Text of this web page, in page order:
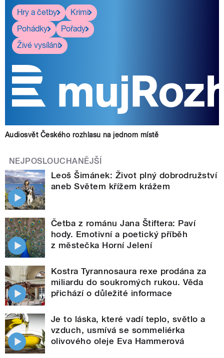
Hry a četby
Krimi
Pohádky
Pořady
Živé vysílání
Audiosvět Českého rozhlasu na jednom místě
NEJPOSLOUCHANĚJŠÍ
Leoš Šimánek: Život plný dobrodružství
aneb Světem křížem krážem
Četba z románu Jana Štiftera: Paví
hody. Emotivní a poetický příběh
z městečka Horní Jelení
Kostra Tyrannosaura rexe prodána za
miliardu do soukromých rukou. Věda
přichází o důležité informace
Je to láska, které vadí teplo, světlo a
vzduch, usmívá se sommeliérka
olivového oleje Eva Hammerová